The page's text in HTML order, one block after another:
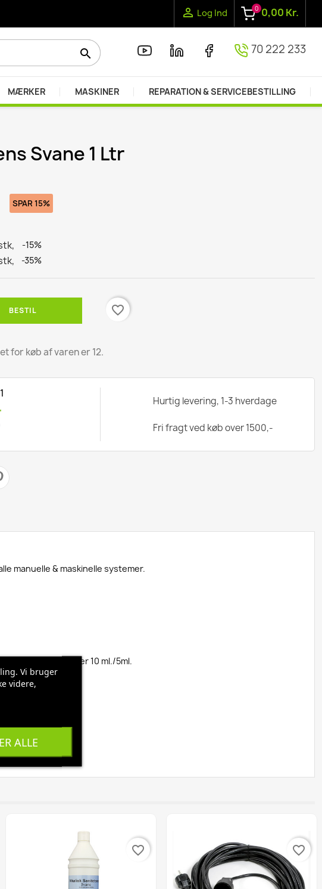
0 0,00 Kr.
 Log Ind
70 222 233
search
MÆRKER MASKINER REPARATION & SERVICEBESTILLING
Svane 1 Ltr
SPAR 15%
-15%
-35%
BESTIL favorite_border
for køb af varen er 12.
Hurtig levering, 1-3 hverdage
Fri fragt ved køb over 1500,-
manuelle & maskinelle systemer.
Fyldt kapsel er 10 ml./5ml.
favorite_border favorite_border
Vi bruger
videre,
ALLE